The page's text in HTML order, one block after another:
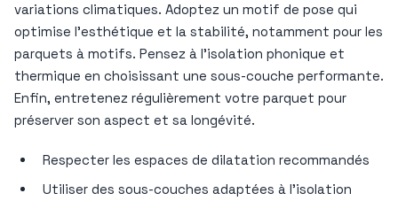
variations climatiques. Adoptez un motif de pose qui
optimise l’esthétique et la stabilité, notamment pour les
parquets à motifs. Pensez à l’isolation phonique et
thermique en choisissant une sous-couche performante.
Enfin, entretenez régulièrement votre parquet pour
préserver son aspect et sa longévité.
Respecter les espaces de dilatation recommandés
Utiliser des sous-couches adaptées à l’isolation